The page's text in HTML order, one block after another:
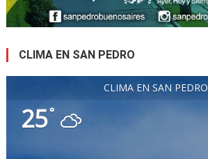
CLIMA EN SAN PEDRO
CLIMA EN SAN PEDRO
25°